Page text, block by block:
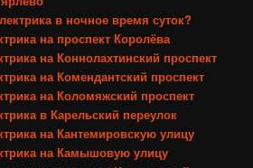
в ночное время суток?
на проспект Королёва
на Коннолахтинский проспект
на Комендантский проспект
на Коломяжский проспект
в Карельский переулок
на Кантемировскую улицу
на Камышовую улицу